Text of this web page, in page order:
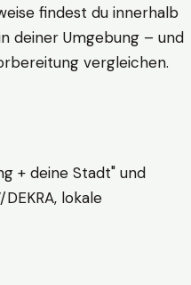
findest du innerhalb
deiner Umgebung – und
vergleichen.
+ deine Stadt" und
lokale